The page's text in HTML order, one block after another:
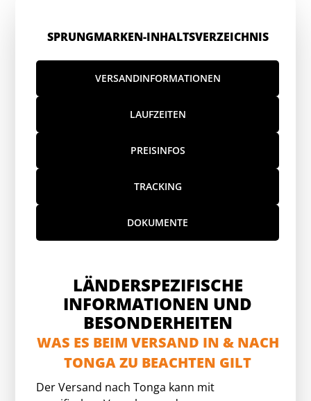
SPRUNGMARKEN-INHALTSVERZEICHNIS
VERSANDINFORMATIONEN
LAUFZEITEN
PREISINFOS
TRACKING
DOKUMENTE
LÄNDERSPEZIFISCHE
INFORMATIONEN UND
BESONDERHEITEN
WAS ES BEIM VERSAND IN & NACH
TONGA ZU BEACHTEN GILT
Der Versand nach Tonga kann mit